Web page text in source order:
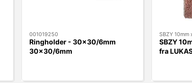
001019250
Ringholder - 30x30/6mm
30x30/6mm
SBZY
SBZY
fra